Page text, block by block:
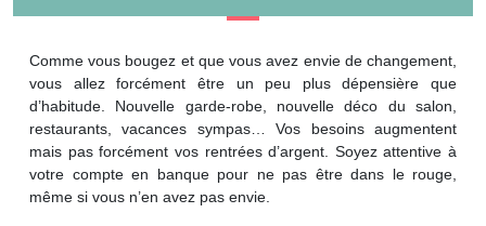
Comme vous bougez et que vous avez envie de changement,
vous allez forcément être un peu plus dépensière que
d’habitude. Nouvelle garde-robe, nouvelle déco du salon,
restaurants, vacances sympas… Vos besoins augmentent
mais pas forcément vos rentrées d’argent. Soyez attentive à
votre compte en banque pour ne pas être dans le rouge,
même si vous n’en avez pas envie.